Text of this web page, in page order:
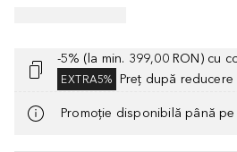
-5% (la min. 399,00 RON) cu
EXTRA5% Preț după reducere
Promoție disponibilă până pe